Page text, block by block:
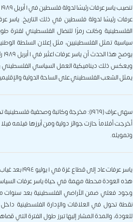
عرفات رئيسًا لدولة فلسطين في ذلك التاريخ. ياسر
الفلسطينية وكانت رمزًا للنضال الفلسطيني
سياسية تمثل الفلسطينيين، مثل إعلان السلطة
ويعكس ذلك ديناميكية العمل السياسي الفلسطيني
يمثل الشعب الفلسطيني على الساحة الدولية
سهى عراف (١٩٦٩): مخرجة وكاتبة وصحفية
أخرجت أفلاماً حازت جوائز دولية ومن أبرزها فيلمه
وتمويله.
هذه العودة محطة مهمة في حياة ياسر عرفات
وجود فعلي ضمن الأراضي الفلسطينية بعد سنوات
للعودة، والمدة المشار إليها تبرز طول الفترة التي